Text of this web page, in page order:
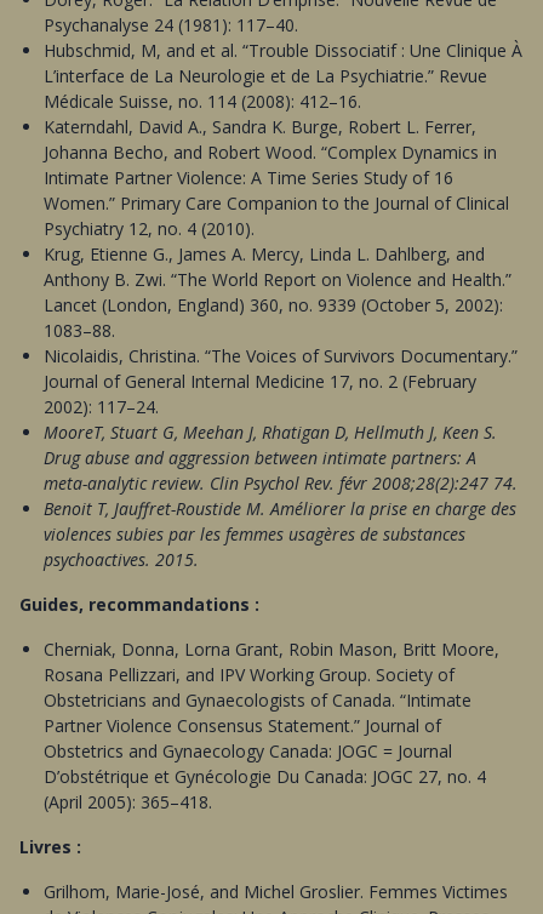
Psychanalyse 24 (1981): 117–40.
Hubschmid, M, and et al. “Trouble Dissociatif : Une Clinique À
L’interface de La Neurologie et de La Psychiatrie.” Revue
Médicale Suisse, no. 114 (2008): 412–16.
Katerndahl, David A., Sandra K. Burge, Robert L. Ferrer,
Johanna Becho, and Robert Wood. “Complex Dynamics in
Intimate Partner Violence: A Time Series Study of 16
Women.” Primary Care Companion to the Journal of Clinical
Psychiatry 12, no. 4 (2010).
Krug, Etienne G., James A. Mercy, Linda L. Dahlberg, and
Anthony B. Zwi. “The World Report on Violence and Health.”
Lancet (London, England) 360, no. 9339 (October 5, 2002):
1083–88.
Nicolaidis, Christina. “The Voices of Survivors Documentary.”
Journal of General Internal Medicine 17, no. 2 (February
2002): 117–24.
MooreT, Stuart G, Meehan J, Rhatigan D, Hellmuth J, Keen S.
Drug abuse and aggression between intimate partners: A
meta-analytic review. Clin Psychol Rev. févr 2008;28(2):247 74.
Benoit T, Jauffret-Roustide M. Améliorer la prise en charge des
violences subies par les femmes usagères de substances
psychoactives. 2015.
Guides, recommandations :
Cherniak, Donna, Lorna Grant, Robin Mason, Britt Moore,
Rosana Pellizzari, and IPV Working Group. Society of
Obstetricians and Gynaecologists of Canada. “Intimate
Partner Violence Consensus Statement.” Journal of
Obstetrics and Gynaecology Canada: JOGC = Journal
D’obstétrique et Gynécologie Du Canada: JOGC 27, no. 4
(April 2005): 365–418.
Livres :
Grilhom, Marie-José, and Michel Groslier. Femmes Victimes